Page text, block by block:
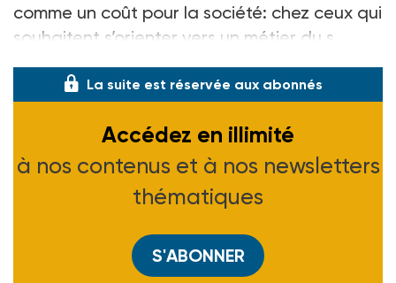
comme un coût pour la société: chez ceux qui
souhaitent s’orienter vers un métier du s
La suite est réservée aux abonnés
Accédez en illimité
à nos contenus et à nos newsletters
thématiques
S'ABONNER